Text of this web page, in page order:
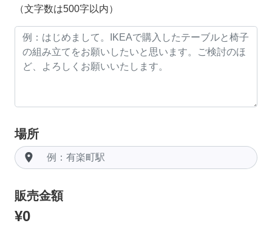
（文字数は500字以内）
場所
room
販売金額
¥0